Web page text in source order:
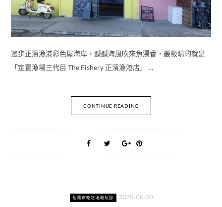
漫步正濱漁港彩色屋海岸，鹹鹹海風吹來魚湯香，最吸睛的就是
「定置漁場三代目 The Fishery 正濱漁港店」 …
CONTINUE READING
基隆市吃吃喝喝紀錄 2025-06-20